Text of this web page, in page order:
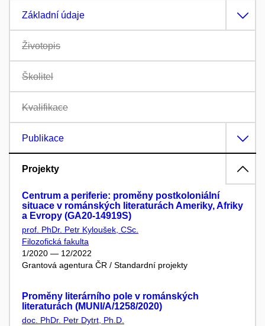
Základní údaje
Životopis
Školitel
Kvalifikace
Publikace
Projekty
Centrum a periferie: proměny postkoloniální
situace v románských literaturách Ameriky, Afriky
a Evropy (GA20-14919S)
prof. PhDr. Petr Kyloušek, CSc.
Filozofická fakulta
1/2020 — 12/2022
Grantová agentura ČR / Standardní projekty
Proměny literárního pole v románských
literaturách (MUNI/A/1258/2020)
doc. PhDr. Petr Dytrt, Ph.D.